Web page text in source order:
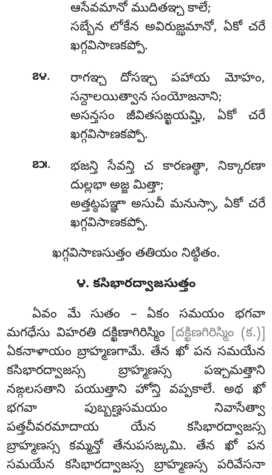
ఆసేవమానో ముదితఞ్చ కాలే;
సబ్బేన లోకేన అవిరుజ్ఝమానో, ఏకో చరే
ఖగ్గవిసాణకప్పో.
౭౪. రాగఞ్చదోసఞ్చ పహాయ మోహం,
సన్దాలయిత్వాన సంయోజనాని;
అసన్తసం జీవితసఙ్ఖయమ్హి, ఏకో చరే
ఖగ్గవిసాణకప్పో.
౭౫.
భజన్తి సేవన్తి చ కారణత్థా, నిక్కారణా
దుల్లభా అజ్జ మిత్తా;
అత్తట్ఠపఞ్ఞా అసుచీ మనుస్సా, ఏకో చరే
ఖగ్గవిసాణకప్పో.
ఖగ్గవిసాణసుత్తం తతియం నిట్ఠితం.
౪. కసిభారద్వాజసుత్తం
ఏవం మే సుతం – ఏకం సమయం భగవా
మగధేసు విహరతి దక్ఖిణాగిరిస్మిం
[దక్ఖిణగిరిస్మిం (క.)]
ఏకనాళాయం బ్రాహ్మణగామే. తేన ఖో పన సమయేన
కసిభారద్వాజస్స బ్రాహ్మణస్స పఞ్చమత్తాని
నఙ్గలసతాని పయుత్తాని హోన్తి వప్పకాలే. అథ ఖో
భగవా పుబ్బణ్హసమయం నివాసేత్వా
పత్తచీవరమాదాయ యేన కసిభారద్వాజస్స
బ్రాహ్మణస్స కమ్మన్తో తేనుపసఙ్కమి. తేన ఖో పన
సమయేన కసిభారద్వాజస్స బ్రాహ్మణస్స పరివేసనా